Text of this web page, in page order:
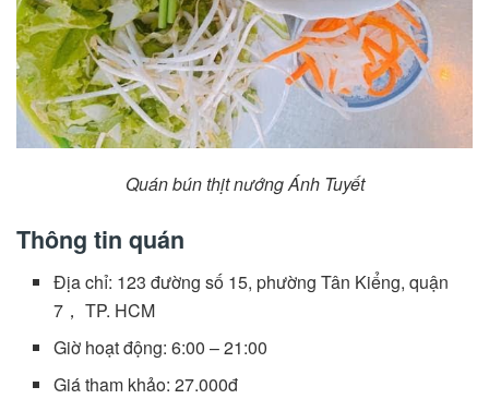
Quán bún thịt nướng Ánh Tuyết
Thông tin quán
Địa chỉ: 123 đường số 15, phường Tân Kiểng, quận
7， TP. HCM
Giờ hoạt động: 6:00 – 21:00
Giá tham khảo: 27.000đ